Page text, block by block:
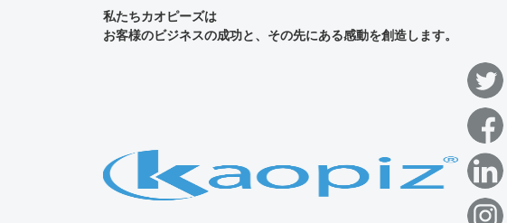
私たちカオピーズは
お客様のビジネスの成功と、その先にある感動を創造します。